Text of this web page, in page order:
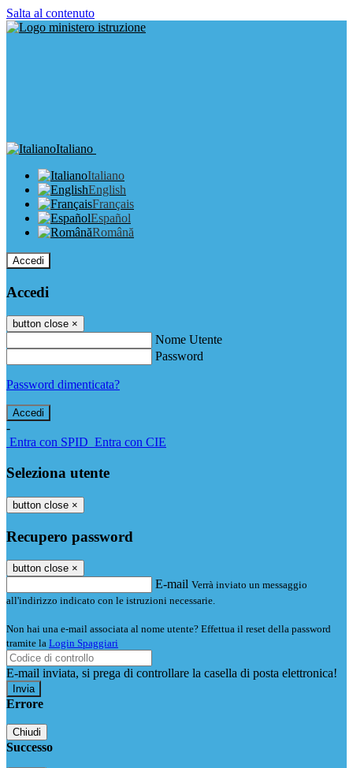
Salta al contenuto
Italiano
Italiano
English
Français
Español
Română
Accedi
Accedi
button close ×
Nome Utente
Password
Password dimenticata?
-
Entra con SPID Entra con CIE
Seleziona utente
button close ×
Recupero password
button close ×
E-mail Verrà inviato un messaggio
all'indirizzo indicato con le istruzioni necessarie.
Non hai una e-mail associata al nome utente? Effettua il reset della password
tramite la Login Spaggiari
E-mail inviata, si prega di controllare la casella di posta elettronica!
Errore
Chiudi
Successo